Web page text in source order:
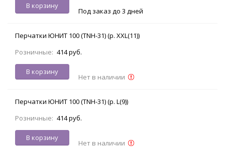
В корзину
Под заказ до 3 дней
Перчатки ЮНИТ 100 (TNH-31) (р. XXL(11))
Розничные: 414 руб.
В корзину
Нет в наличии
Перчатки ЮНИТ 100 (TNH-31) (р. L(9))
Розничные: 414 руб.
В корзину
Нет в наличии